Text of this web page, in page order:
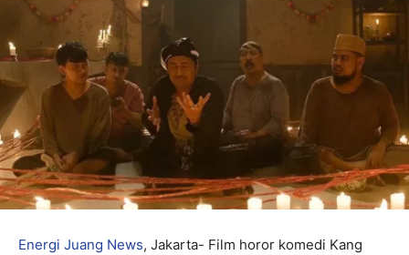
Energi Juang News, Jakarta- Film horor komedi Kang